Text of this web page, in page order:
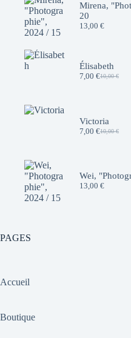
Mirena,
20
13,00 €
Élisabeth
10,00€
Le
10,00 €.
7,00 €Le
7,00 €.
Victoria
10,00€
Le
10,00 €.
7,00 €Le
7,00 €.
Wei,
13,00 €
PAGES
Accueil
Boutique